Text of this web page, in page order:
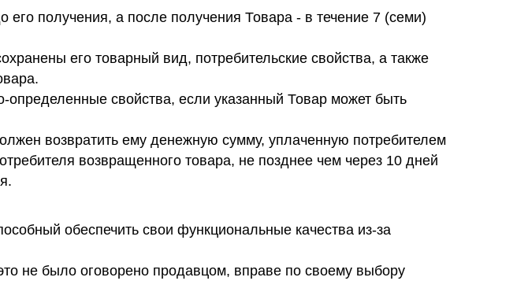
его получения, а после получения Товара - в течение 7 (семи)
его товарный вид, потребительские свойства, а также
свойства, если указанный Товар может быть
возвратить ему денежную сумму, уплаченную потребителем
возвращенного товара, не позднее чем через 10 дней
обеспечить свои функциональные качества из-за
не было оговорено продавцом, вправе по своему выбору